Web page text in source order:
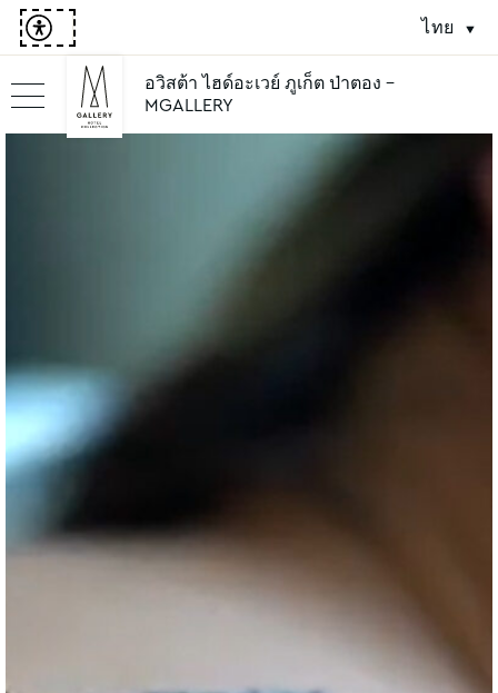
ไทย
อวิสต้า ไฮด์อะเวย์ ภูเก็ต ป่าตอง -
MGALLERY